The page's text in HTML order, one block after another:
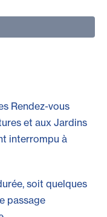
Rendez-vous
et aux Jardins
interrompu à
soit quelques
passage